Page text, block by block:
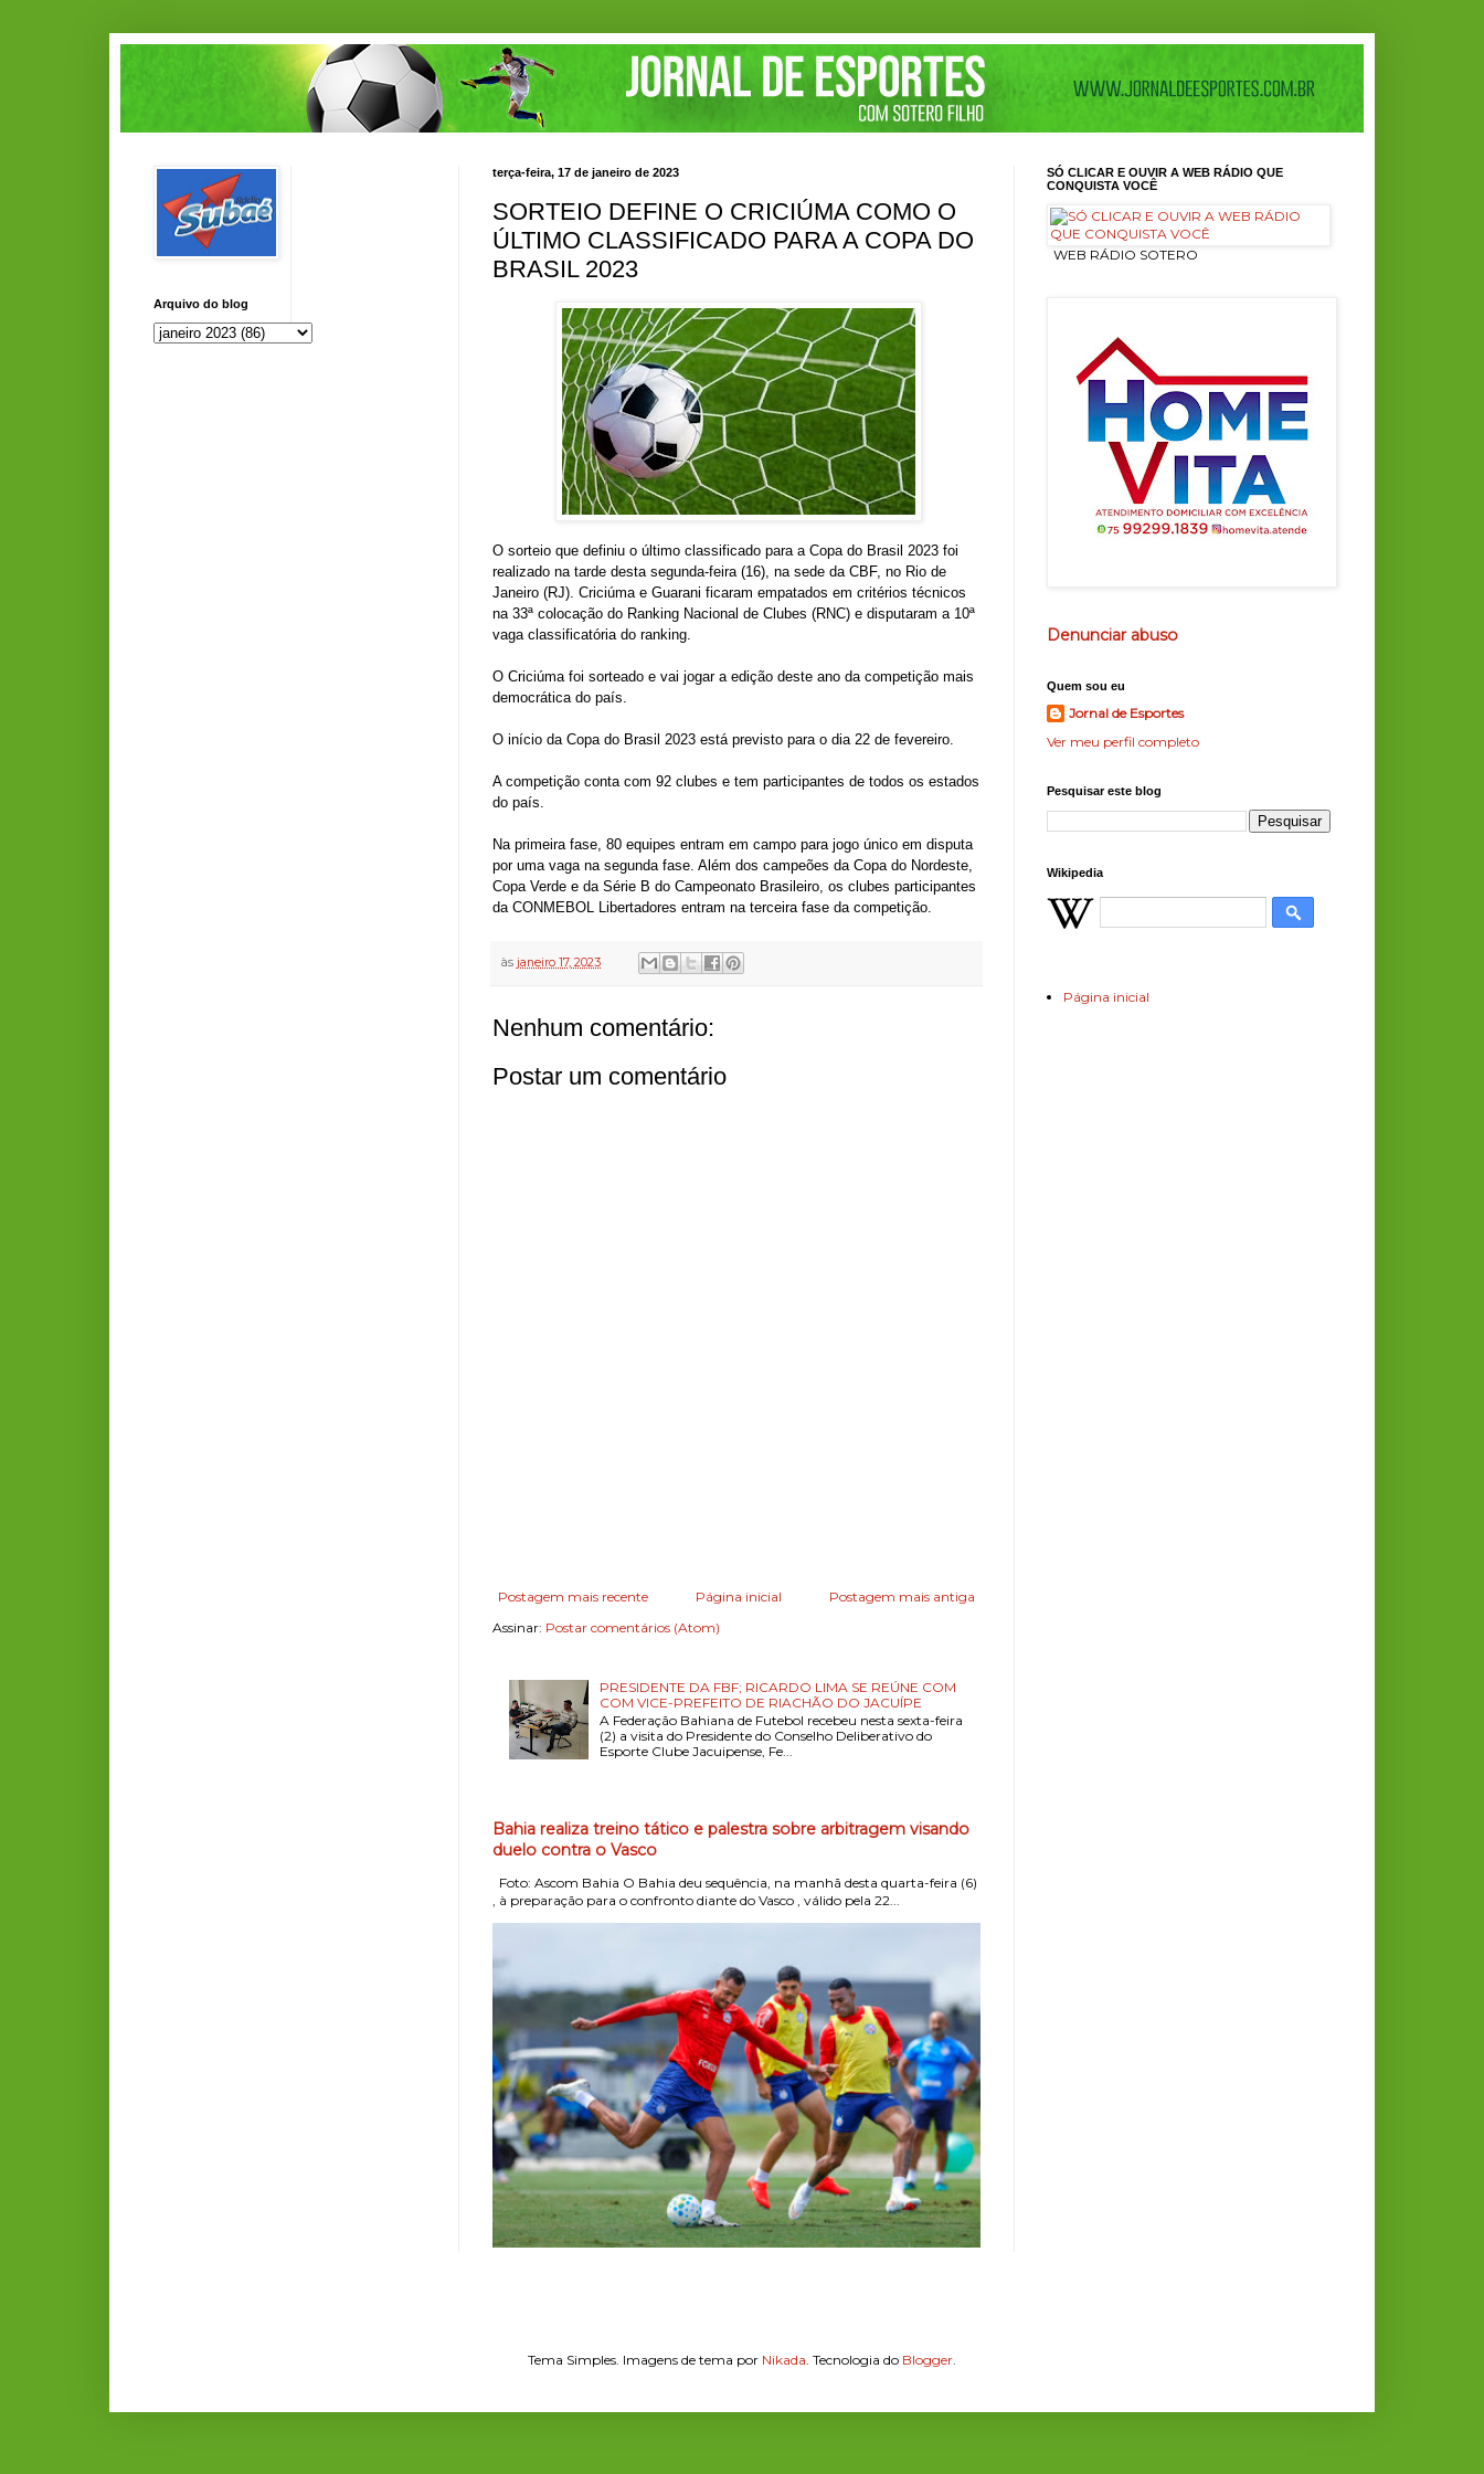
terça-feira, 17 de janeiro de 2023
SORTEIO DEFINE O CRICIÚMA COMO O
ÚLTIMO CLASSIFICADO PARA A COPA DO
BRASIL 2023
O sorteio que definiu o último classificado para a Copa do Brasil 2023 foi
realizado na tarde desta segunda-feira (16), na sede da CBF, no Rio de
Janeiro (RJ). Criciúma e Guarani ficaram empatados em critérios técnicos
na 33ª colocação do Ranking Nacional de Clubes (RNC) e disputaram a 10ª
vaga classificatória do ranking.
O Criciúma foi sorteado e vai jogar a edição deste ano da competição mais
democrática do país.
O início da Copa do Brasil 2023 está previsto para o dia 22 de fevereiro.
A competição conta com 92 clubes e tem participantes de todos os estados
do país.
Na primeira fase, 80 equipes entram em campo para jogo único em disputa
por uma vaga na segunda fase. Além dos campeões da Copa do Nordeste,
Copa Verde e da Série B do Campeonato Brasileiro, os clubes participantes
da CONMEBOL Libertadores entram na terceira fase da competição.
às janeiro 17, 2023
Nenhum comentário:
Postar um comentário
Postagem mais recente Postagem mais antiga
Página inicial
Assinar: Postar comentários (Atom)
PRESIDENTE DA FBF; RICARDO LIMA SE REÚNE COM
COM VICE-PREFEITO DE RIACHÃO DO JACUÍPE
A Federação Bahiana de Futebol recebeu nesta sexta-feira
(2) a visita do Presidente do Conselho Deliberativo do
Esporte Clube Jacuipense, Fe...
Bahia realiza treino tático e palestra sobre arbitragem visando
duelo contra o Vasco
Foto: Ascom Bahia O Bahia deu sequência, na manhã desta quarta-feira (6)
, à preparação para o confronto diante do Vasco , válido pela 22...
Arquivo do blog
SÓ CLICAR E OUVIR A WEB RÁDIO QUE
CONQUISTA VOCÊ
ㅤ WEB RÁDIO SOTERO
Denunciar abuso
Quem sou eu
Jornal de Esportes
Ver meu perfil completo
Pesquisar este blog
Wikipedia
Página inicial
Tema Simples. Imagens de tema por Nikada . Tecnologia do Blogger